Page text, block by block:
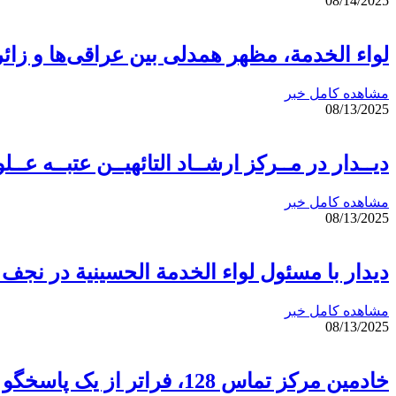
لواء الخدمة، مظهر همدلی بین عراقی‌ها و
مشاهده کامل خبر
08/13/2025
دیــدار در مــرکز ارشــاد التائهیــن عتبــه
مشاهده کامل خبر
08/13/2025
دیدار با مسئول لواء الخدمة الحسينية در
مشاهده کامل خبر
08/13/2025
خادمین مرکز تماس 128، فراتر از یک پاسخگو